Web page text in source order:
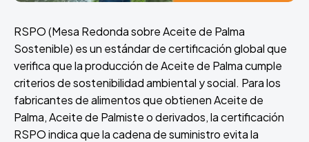
RSPO (Mesa Redonda sobre Aceite de Palma
Sostenible) es un estándar de certificación global que
verifica que la producción de Aceite de Palma cumple
criterios de sostenibilidad ambiental y social. Para los
fabricantes de alimentos que obtienen Aceite de
Palma, Aceite de Palmiste o derivados, la certificación
RSPO indica que la cadena de suministro evita la